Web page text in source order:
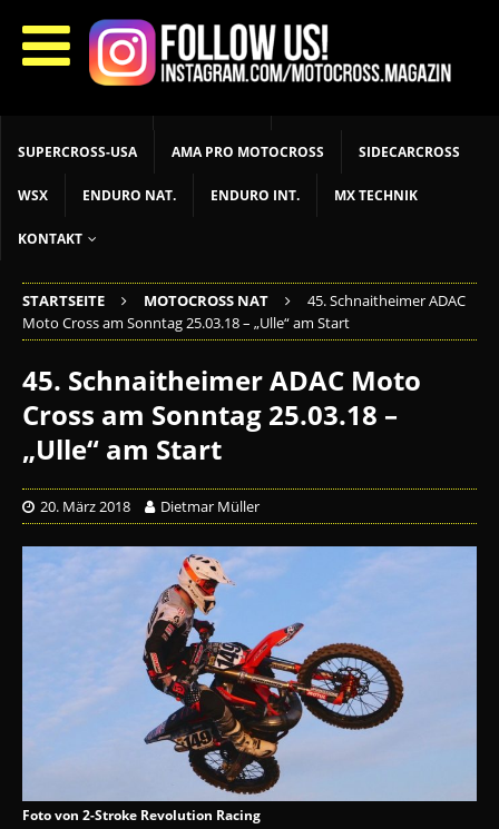
START LIVETIMING MX NEWS MX YOUTH
MX WOMEN MXGP ADAC MX MASTERS MOTOCROSS INT
SUPERCROSS-USA AMA PRO MOTOCROSS SIDECARCROSS
WSX ENDURO NAT. ENDURO INT. MX TECHNIK
KONTAKT
STARTSEITE MOTOCROSS NAT
45. Schnaitheimer ADAC
Moto Cross am Sonntag 25.03.18 – „Ulle“ am Start
45. Schnaitheimer ADAC Moto
Cross am Sonntag 25.03.18 –
„Ulle“ am Start
20. März 2018 Dietmar Müller
Foto von 2-Stroke Revolution Racing